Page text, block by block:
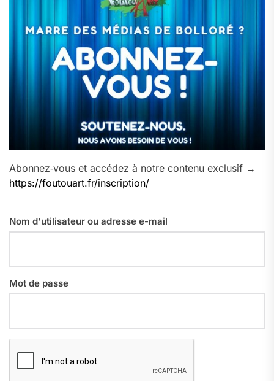
Abonnez‑vous et accédez à notre contenu exclusif →
https://foutouart.fr/inscription/
Nom d'utilisateur ou adresse e-mail
Mot de passe